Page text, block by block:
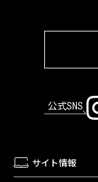
公式SNS
サイト情報